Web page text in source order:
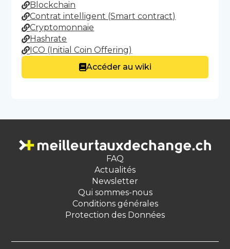
Blockchain
Contrat intelligent (Smart contract)
Cryptomonnaie
Hashrate
ICO (Initial Coin Offering)
Accéder au wiki
FAQ
Actualités
Newsletter
Qui sommes-nous
Conditions générales
Protection des Données